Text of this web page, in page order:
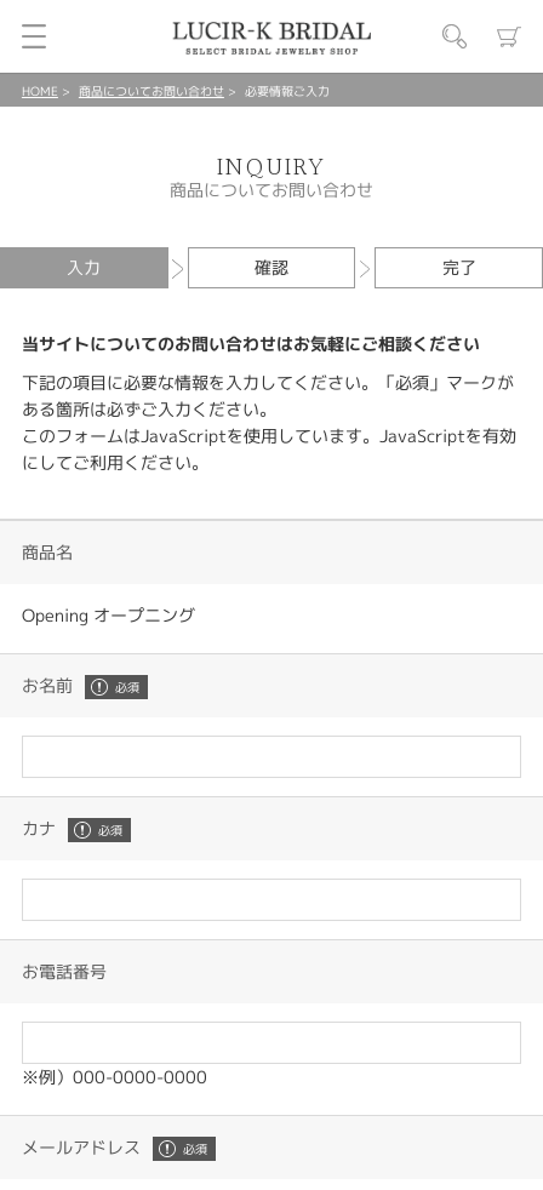
HOME 商品についてお問い合わせ 必要情報ご入力
INQUIRY
商品についてお問い合わせ
入力 確認 完了
当サイトについてのお問い合わせはお気軽にご相談ください
下記の項目に必要な情報を入力してください。「必須」マークが
ある箇所は必ずご入力ください。
このフォームはJavaScriptを使用しています。JavaScriptを有効
にしてご利用ください。
商品名
Opening オープニング
お名前
カナ
お電話番号
※例）000-0000-0000
メールアドレス